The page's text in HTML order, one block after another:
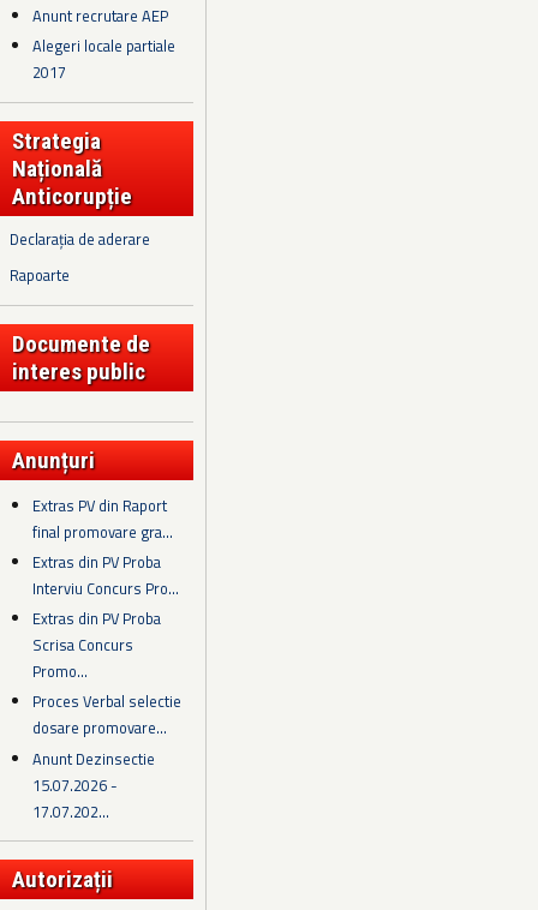
Anunt recrutare AEP
Alegeri locale partiale
2017
Strategia
Națională
Anticorupție
Declarația de aderare
Rapoarte
Documente de
interes public
Anunțuri
Extras PV din Raport
final promovare gra...
Extras din PV Proba
Interviu Concurs Pro...
Extras din PV Proba
Scrisa Concurs
Promo...
Proces Verbal selectie
dosare promovare...
Anunt Dezinsectie
15.07.2026 -
17.07.202...
Autorizații